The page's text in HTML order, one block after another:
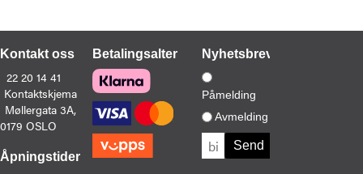
Kjøp Kjøp Kjøp Kjøp
Kontakt oss
22 20 14 41
Kontaktskjema
Møllergata 3A,
0179 OSLO
Åpningstider
BetalingsalternativerNyhetsbrev
Påmelding
Avmelding